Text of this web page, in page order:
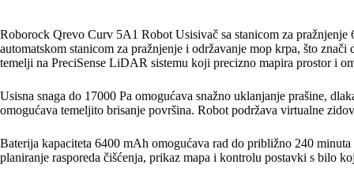
Roborock Qrevo Curv 5A1 Robot Usisivač sa stanicom za
automatskom stanicom za pražnjenje i održavanje mop krpa, što
temelji na PreciSense LiDAR sistemu koji precizno mapira prostor i
Usisna snaga do 17000 Pa omogućava snažno uklanjanje prašine,
omogućava temeljito brisanje površina. Robot podržava virtualne
Baterija kapaciteta 6400 mAh omogućava rad do približno 240
planiranje rasporeda čišćenja, prikaz mapa i kontrolu postavki s bilo